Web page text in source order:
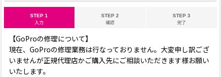
STEP 1
入力
STEP 2
確認
STEP 3
完了
【GoProの修理について】
現在、GoProの修理業務は行なっておりません。大変申し訳ござ
いませんが正規代理店かご購入先にご相談いただきます様お願い
いたします。